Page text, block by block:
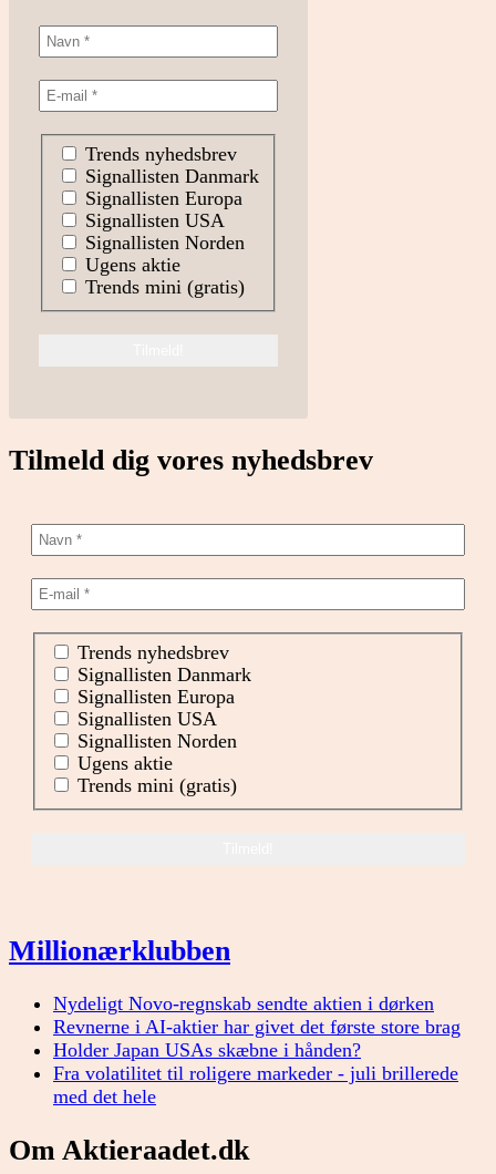
Trends nyhedsbrev
Signallisten Danmark
Signallisten Europa
Signallisten USA
Signallisten Norden
Ugens aktie
Trends mini (gratis)
Tilmeld dig vores nyhedsbrev
Trends nyhedsbrev
Signallisten Danmark
Signallisten Europa
Signallisten USA
Signallisten Norden
Ugens aktie
Trends mini (gratis)
Millionærklubben
Nydeligt Novo-regnskab sendte aktien i dørken
Revnerne i AI-aktier har givet det første store brag
Holder Japan USAs skæbne i hånden?
Fra volatilitet til roligere markeder - juli brillerede
med det hele
Om Aktieraadet.dk